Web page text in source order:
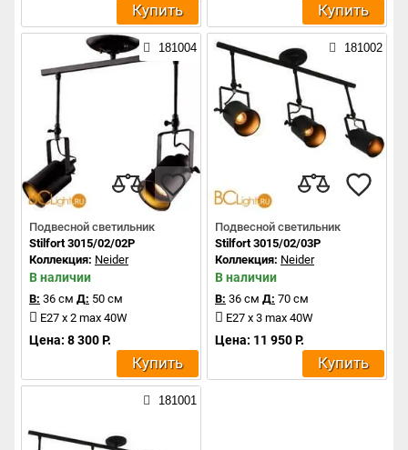
Купить Купить
181004
Подвесной светильник
Stilfort 3015/02/02P
Коллекция: Neider
В наличии
В: 36 см Д: 50 см
E27 x 2 max 40W
Цена: 8 300 Р.
Купить
181002
Подвесной светильник
Stilfort 3015/02/03P
Коллекция: Neider
В наличии
В: 36 см Д: 70 см
E27 x 3 max 40W
Цена: 11 950 Р.
Купить
181001